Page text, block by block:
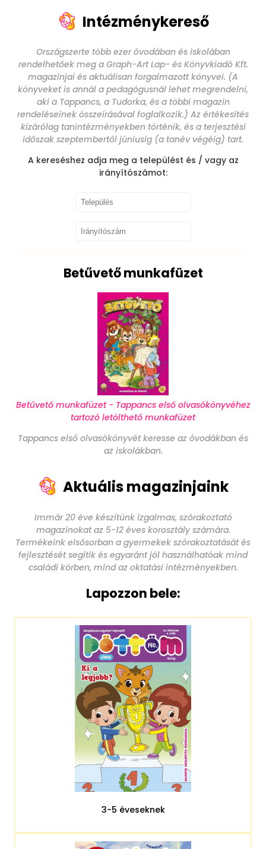
Intézménykereső
Országszerte több ezer óvodában és iskolában
rendelhetőek meg a Graph-Art Lap- és Könyvkiadó Kft.
magazinjai és aktuálisan forgalmazott könyvei. (A
könyveket is annál a pedagógusnál lehet megrendelni,
aki a Tappancs, a Tudorka, és a többi magazin
rendeléseinek összeírásával foglalkozik.) Az értékesítés
kizárólag tanintézményekben történik, és a terjesztési
időszak szeptembertől júniusig (a tanév végéig) tart.
A kereséshez adja meg a települést és / vagy az
irányítószámot:
Betűvető munkafüzet
Betűvető munkafüzet - Tappancs első olvasókönyvéhez
tartozó letölthető munkafüzet
Tappancs első olvasókönyvét keresse az óvodákban és
az iskolákban.
Aktuális magazinjaink
Immár 20 éve készítünk izgalmas, szórakoztató
magazinokat az 5-12 éves korosztály számára.
Termékeink elsősorban a gyermekek szórakoztatását és
fejlesztését segítik és egyaránt jól használhatóak mind
családi körben, mind az oktatási intézményekben.
Lapozzon bele:
3-5 éveseknek